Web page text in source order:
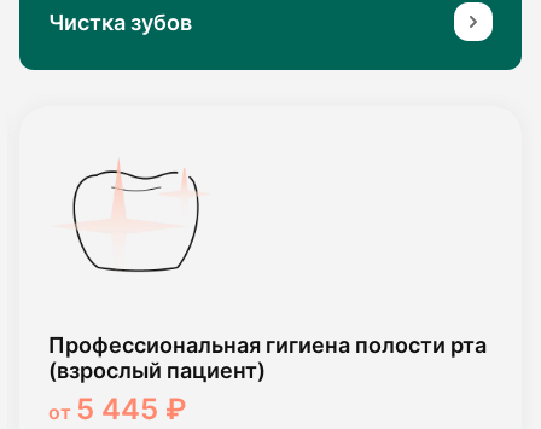
Чистка зубов
Профессиональная гигиена полости рта
(взрослый пациент)
от 5 445 ₽